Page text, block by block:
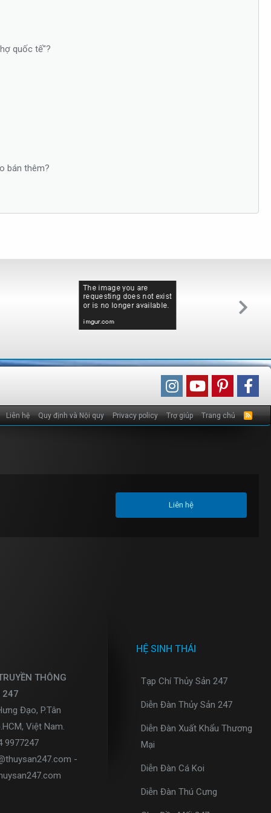
quốc tế"?
bán thêm?
Liên hệ Quy định và Nội quy Privacy policy Trợ giúp Trang chủ
R
Liên hệ
THÔNG
247
Đạo, P.Tân
Việt Nam.
9977247
-
HỆ SINH THÁI
Tạp Chí Thủy Sản 247
Diễn Đàn Thủy Sản 247
Diễn Đàn Xuất Khẩu Thương
Mại
Diễn Đàn Cá Koi
Diễn Đàn Thú Cưng